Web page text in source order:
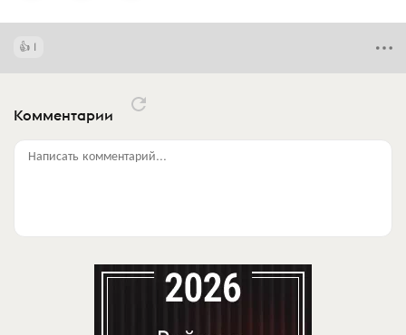
1
Комментарии
Написать комментарий...